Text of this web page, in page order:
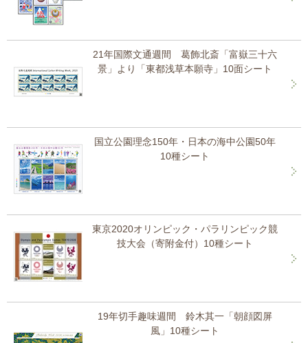
21年国際文通週間 葛飾北斎「富嶽三十六
景」より「東都浅草本願寺」10面シート
国立公園理念150年・日本の海中公園50年
10種シート
東京2020オリンピック・パラリンピック競
技大会（寄附金付）10種シート
19年切手趣味週間 鈴木其一「朝顔図屏
風」10種シート